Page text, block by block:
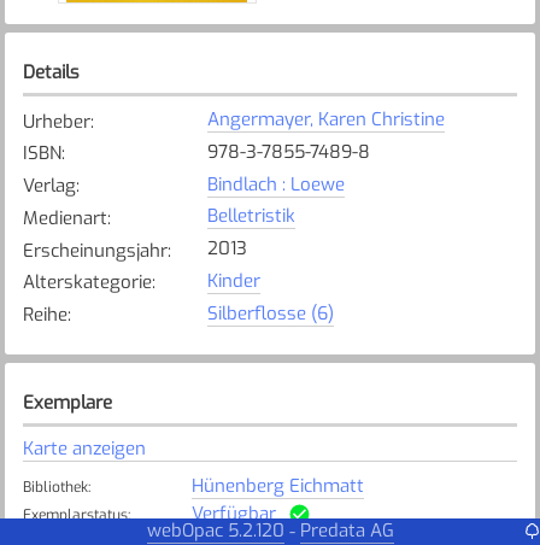
Details
Urheber:
Angermayer, Karen Christine
ISBN:
978-3-7855-7489-8
Verlag:
Bindlach : Loewe
Medienart:
Belletristik
Erscheinungsjahr:
2013
Alterskategorie:
Kinder
Reihe: Silberflosse (6)
Exemplare
Karte anzeigen
Bibliothek: Hünenberg Eichmatt
Exemplarstatus: Verfügbar
webOpac 5.2.120 - Predata AG